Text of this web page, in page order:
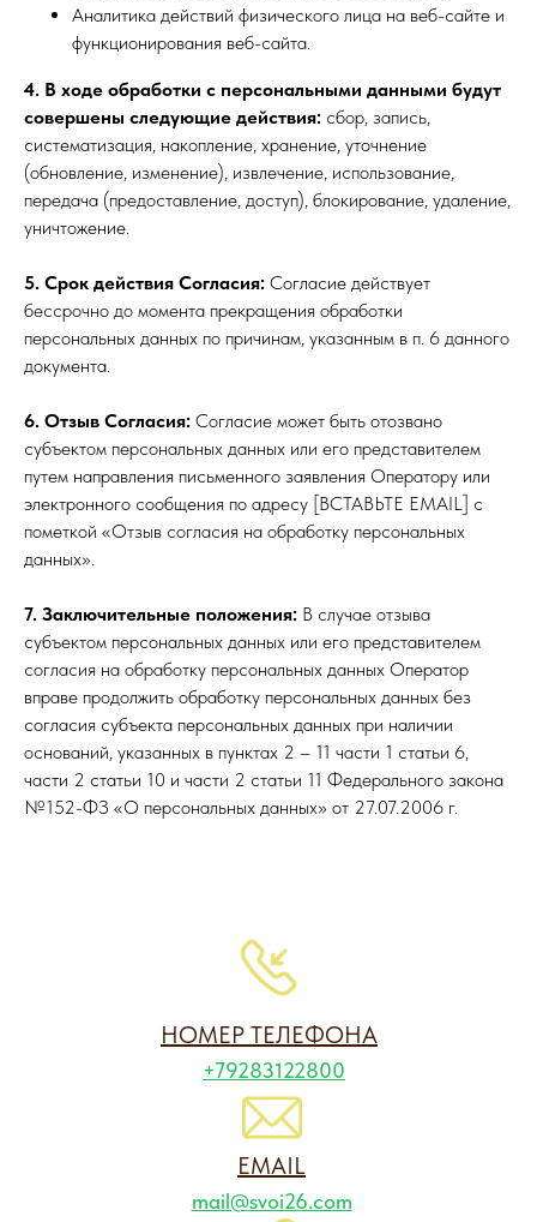
Аналитика действий физического лица на веб-сайте и
функционирования веб-сайта.
4. В ходе обработки с персональными данными будут
совершены следующие действия: сбор, запись,
систематизация, накопление, хранение, уточнение
(обновление, изменение), извлечение, использование,
передача (предоставление, доступ), блокирование, удаление,
уничтожение.
5. Срок действия Согласия: Согласие действует
бессрочно до момента прекращения обработки
персональных данных по причинам, указанным в п. 6 данного
документа.
6. Отзыв Согласия: Согласие может быть отозвано
субъектом персональных данных или его представителем
путем направления письменного заявления Оператору или
электронного сообщения по адресу [ВСТАВЬТЕ EMAIL] с
пометкой «Отзыв согласия на обработку персональных
данных».
7. Заключительные положения: В случае отзыва
субъектом персональных данных или его представителем
согласия на обработку персональных данных Оператор
вправе продолжить обработку персональных данных без
согласия субъекта персональных данных при наличии
оснований, указанных в пунктах 2 – 11 части 1 статьи 6,
части 2 статьи 10 и части 2 статьи 11 Федерального закона
№152-ФЗ «О персональных данных» от 27.07.2006 г.
НОМЕР ТЕЛЕФОНА
+79283122800
EMAIL
mail@svoi26.com